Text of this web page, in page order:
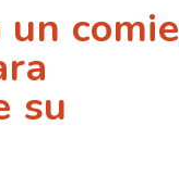
su